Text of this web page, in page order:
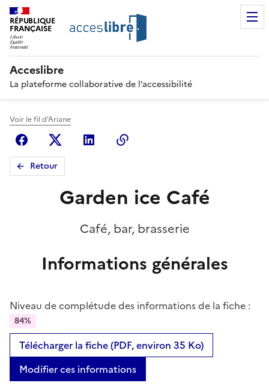
RÉPUBLIQUE
FRANÇAISE
Acceslibre
La plateforme collaborative de l’accessibilité
Voir le fil d'Ariane
FacebookX (anciennement Twitter)
Linkedin
Retour
Garden ice Café
Café, bar, brasserie
Informations générales
Niveau de complétude des informations de la fiche :
84%
Télécharger la fiche (PDF, environ 35 Ko)
Modifier ces informations